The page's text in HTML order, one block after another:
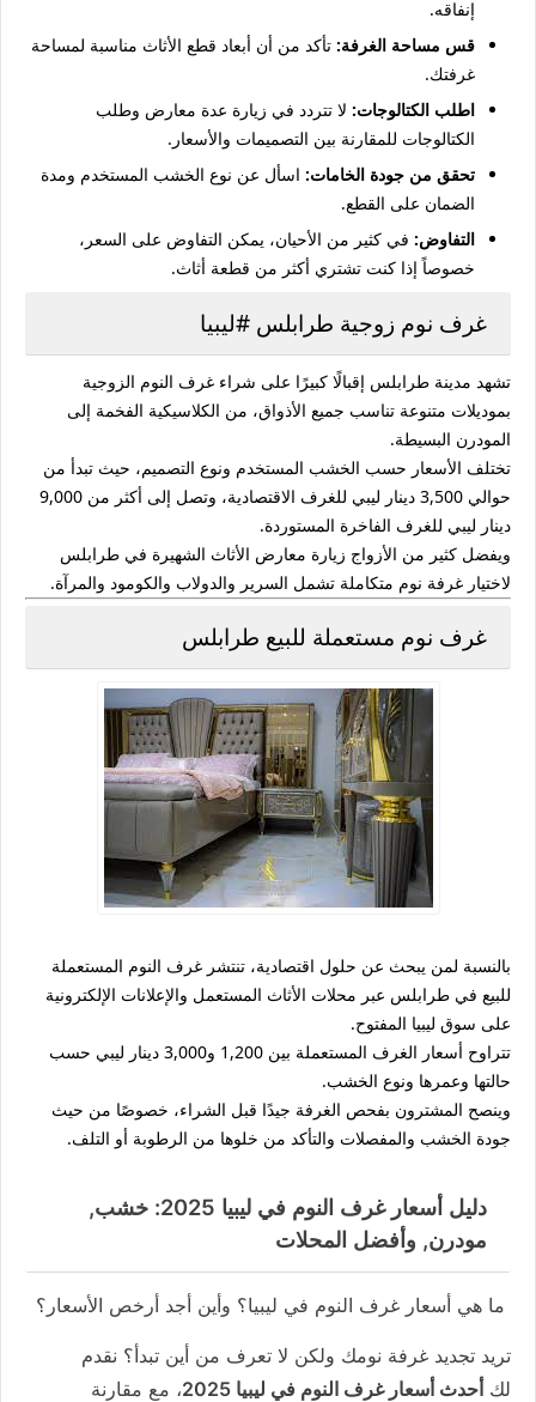
إنفاقه.
قس مساحة الغرفة: تأكد من أن أبعاد قطع الأثاث مناسبة لمساحة
غرفتك.
اطلب الكتالوجات: لا تتردد في زيارة عدة معارض وطلب
الكتالوجات للمقارنة بين التصميمات والأسعار.
تحقق من جودة الخامات: اسأل عن نوع الخشب المستخدم ومدة
الضمان على القطع.
التفاوض: في كثير من الأحيان، يمكن التفاوض على السعر،
خصوصاً إذا كنت تشتري أكثر من قطعة أثاث.
غرف نوم زوجية طرابلس #ليبيا
تشهد مدينة طرابلس إقبالًا كبيرًا على شراء غرف النوم الزوجية
بموديلات متنوعة تناسب جميع الأذواق، من الكلاسيكية الفخمة إلى
المودرن البسيطة.
تختلف الأسعار حسب الخشب المستخدم ونوع التصميم، حيث تبدأ من
حوالي 3,500 دينار ليبي للغرف الاقتصادية، وتصل إلى أكثر من 9,000
دينار ليبي للغرف الفاخرة المستوردة.
ويفضل كثير من الأزواج زيارة معارض الأثاث الشهيرة في طرابلس
لاختيار غرفة نوم متكاملة تشمل السرير والدولاب والكومود والمرآة.
غرف نوم مستعملة للبيع طرابلس
بالنسبة لمن يبحث عن حلول اقتصادية، تنتشر غرف النوم المستعملة
للبيع في طرابلس عبر محلات الأثاث المستعمل والإعلانات الإلكترونية
على سوق ليبيا المفتوح.
تتراوح أسعار الغرف المستعملة بين 1,200 و3,000 دينار ليبي
حسب
حالتها وعمرها ونوع الخشب.
وينصح المشترون بفحص الغرفة جيدًا قبل الشراء، خصوصًا من حيث
جودة الخشب والمفصلات والتأكد من خلوها من الرطوبة أو التلف.
دليل أسعار غرف النوم في ليبيا 2025: خشب,
مودرن, وأفضل المحلات
ما هي أسعار غرف النوم في ليبيا؟ وأين أجد أرخص الأسعار؟
تريد تجديد غرفة نومك ولكن لا تعرف من أين تبدأ؟ نقدم
لكأحدث أسعار غرف النوم في ليبيا 2025
، مع مقارنة